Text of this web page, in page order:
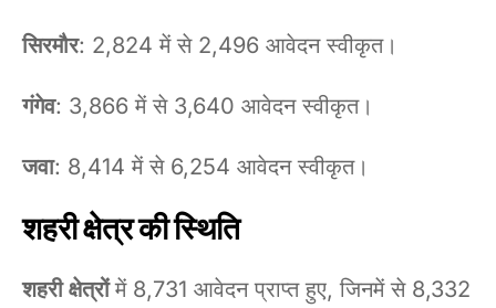
सिरमौर: 2,824 में से 2,496 आवेदन स्वीकृत।
गंगेव: 3,866 में से 3,640 आवेदन स्वीकृत।
जवा: 8,414 में से 6,254 आवेदन स्वीकृत।
शहरी क्षेत्र की स्थिति
शहरी क्षेत्रोंमें 8,731 आवेदन प्राप्त हुए, जिनमें से 8,332